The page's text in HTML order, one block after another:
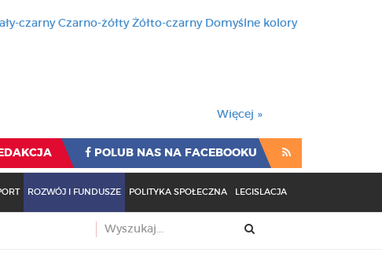
czarny Czarno-żółty Żółto-czarny Domyślne kolory
Więcej »
POLUB NAS NA FACEBOOKU
ROZWÓJ I FUNDUSZE POLITYKA SPOŁECZNA LEGISLACJA